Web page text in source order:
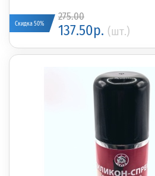
Скидка 50%
275.00
137.50р. (шт.)